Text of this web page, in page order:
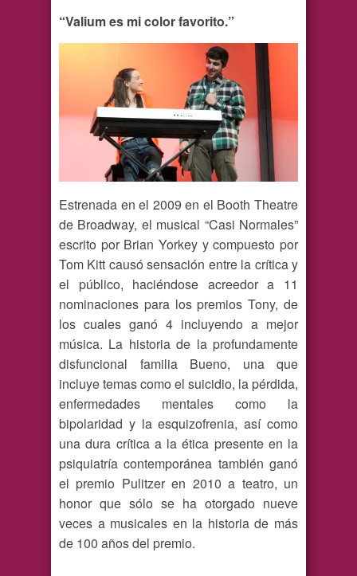
“Valium es mi color favorito.”
Estrenada en el 2009 en el Booth Theatre
de Broadway, el musical “Casi Normales”
escrito por Brian Yorkey y compuesto por
Tom Kitt causó sensación entre la crítica y
el público, haciéndose acreedor a 11
nominaciones para los premios Tony, de
los cuales ganó 4 incluyendo a mejor
música. La historia de la profundamente
disfuncional familia Bueno, una que
incluye temas como el suicidio, la pérdida,
enfermedades mentales como la
bipolaridad y la esquizofrenia, así como
una dura crítica a la ética presente en la
psiquiatría contemporánea también ganó
el premio Pulitzer en 2010 a teatro, un
honor que sólo se ha otorgado nueve
veces a musicales en la historia de más
de 100 años del premio.